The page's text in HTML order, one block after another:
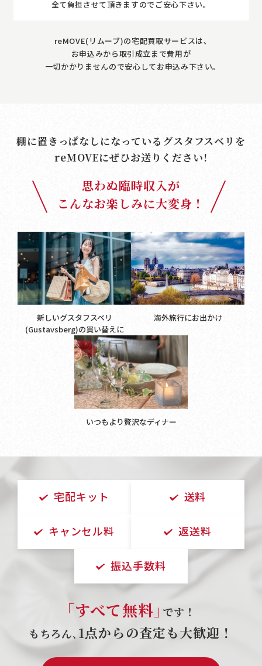
全て負担させて頂きますのでご安心下さい。
reMOVE(リムーブ)の宅配買取サービスは､
お申込みから取引成立まで費用が
一切かかりませんので安心してお申込み下さい｡
棚に置きっぱなしになっているグスタフスベリを
reMOVEにぜひお送りください!
思わぬ臨時収入が
こんなお楽しみに大変身！
新しいグスタフスベリ
(Gustavsberg)の買い替えに
海外旅行にお出かけ
いつもより贅沢なディナー
宅配キット 送料
キャンセル料 返送料
振込手数料
｢すべて無料｣ です！
もちろん､ 1点からの査定も大歓迎！